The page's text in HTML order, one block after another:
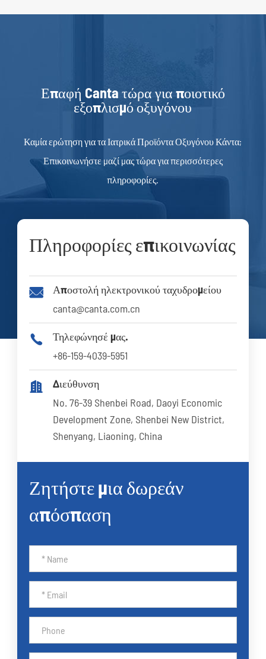
Επαφή Canta τώρα για ποιοτικό
εξοπλισμό οξυγόνου
Καμία ερώτηση για τα Ιατρικά Προϊόντα Οξυγόνου Κάντα;
Επικοινωνήστε μαζί μας τώρα για περισσότερες
πληροφορίες.
Πληροφορίες επικοινωνίας

Αποστολή ηλεκτρονικού ταχυδρομείου
canta@canta.com.cn

Τηλεφώνησέ μας.
+86-159-4039-5951

Διεύθυνση
No. 76-39 Shenbei Road, Daoyi Economic
Development Zone, Shenbei New District,
Shenyang, Liaoning, China
Ζητήστε μια δωρεάν
απόσπαση